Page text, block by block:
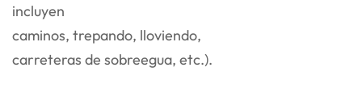
incluyen
caminos, trepando, lloviendo,
carreteras de sobreegua, etc.).